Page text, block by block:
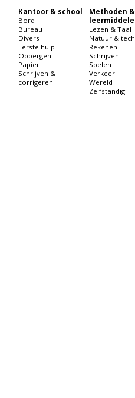
Kantoor & school
Bord
Bureau
Divers
Eerste hulp
Opbergen
Papier
Schrijven &
corrigeren
Methoden &
Lezen & Taal
Natuur &
Rekenen
Schrijven
Spelen
Verkeer
Wereld
Zelfstandig